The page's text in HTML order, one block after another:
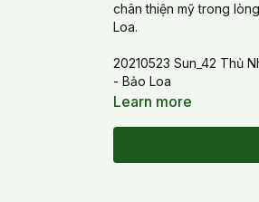
chân thiện mỹ trong
Loa.
20210523 Sun_42 Thủ
- Bảo Loa
Learn more